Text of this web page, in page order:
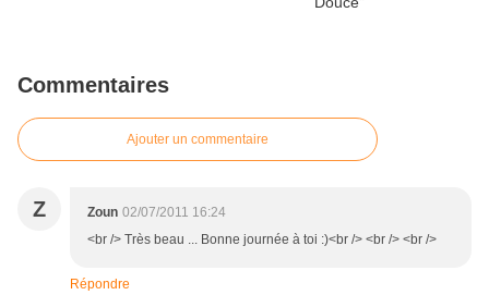
Commentaires
Ajouter un commentaire
Z Zoun 02/07/2011 16:24
<br /> Très beau ... Bonne journée à toi :)<br /> <br /> <br />
Répondre